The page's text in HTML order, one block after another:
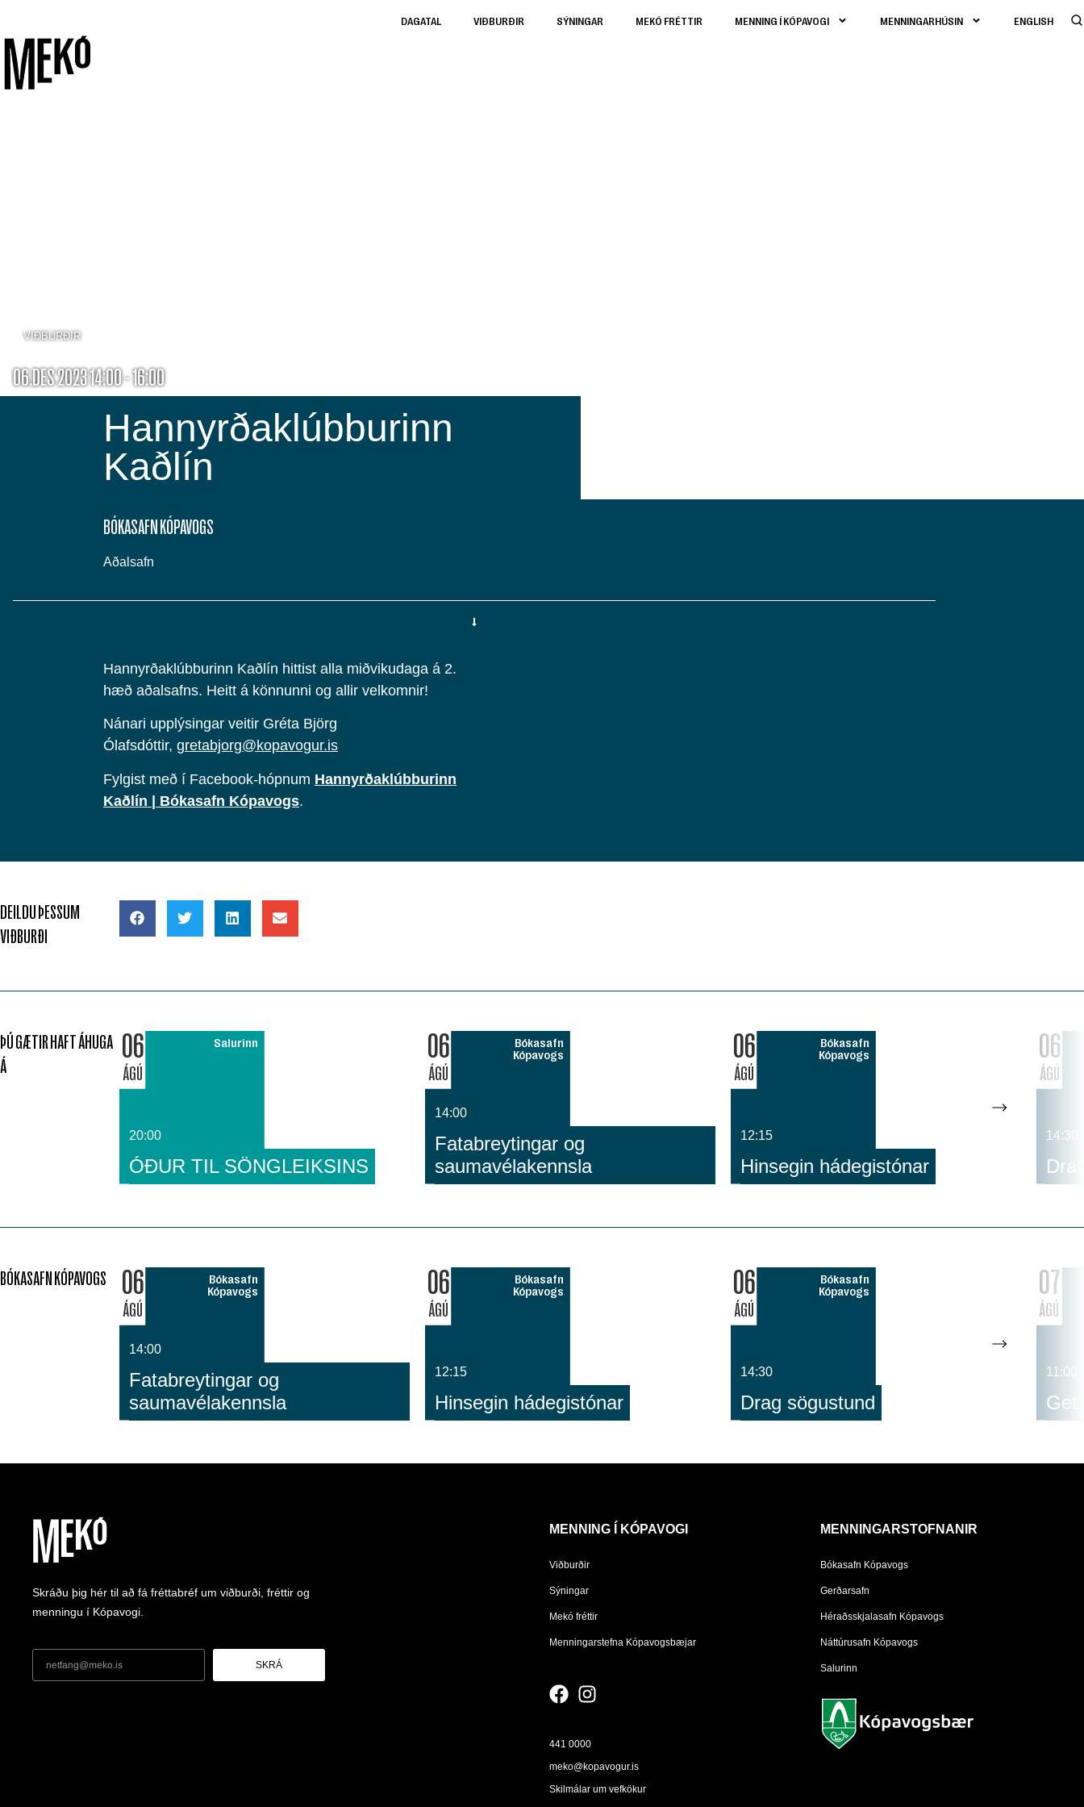
DAGATAL VIÐBURÐIR SÝNINGAR MEKÓ FRÉTTIR MENNING Í KÓPAVOGI MENNINGARHÚSIN ENGLISH
VIÐBURÐIR
06.DES 2023 14:00 - 16:00
Hannyrðaklúbburinn
Kaðlín
BÓKASAFN KÓPAVOGS
Aðalsafn
Hannyrðaklúbburinn Kaðlín hittist alla miðvikudaga á 2.
hæð aðalsafns. Heitt á könnunni og allir velkomnir!
Nánari upplýsingar veitir Gréta Björg
Ólafsdóttir, gretabjorg@kopavogur.is
Fylgist með í Facebook-hópnum Hannyrðaklúbburinn
Kaðlín | Bókasafn Kópavogs.
DEILDU ÞESSUM
VIÐBURÐI
ÞÚ GÆTIR HAFT ÁHUGA
Á
06
ÁGÚ
Salurinn
20:00
ÓÐUR TIL SÖNGLEIKSINS
06
ÁGÚ
Bókasafn
Kópavogs
14:00
Fatabreytingar og
saumavélakennsla
06
ÁGÚ
Bókasafn
Kópavogs
12:15
Hinsegin hádegistónar
06
ÁGÚ
14:30
BÓKASAFN KÓPAVOGS 06
ÁGÚ
Bókasafn
Kópavogs
14:00
Fatabreytingar og
saumavélakennsla
06
ÁGÚ
Bókasafn
Kópavogs
12:15
Hinsegin hádegistónar
06
ÁGÚ
Bókasafn
Kópavogs
14:30
Drag sögustund
07
ÁGÚ
11:00
Get
Skráðu þig hér til að fá fréttabréf um viðburði, fréttir og
menningu í Kópavogi.
SKRÁ
MENNING Í KÓPAVOGI
Viðburðir
Sýningar
Mekó fréttir
Menningarstefna Kópavogsbæjar
441 0000
meko@kopavogur.is
Skilmálar um vefkökur
MENNINGARSTOFNANIR
Bókasafn Kópavogs
Gerðarsafn
Héraðsskjalasafn Kópavogs
Náttúrusafn Kópavogs
Salurinn